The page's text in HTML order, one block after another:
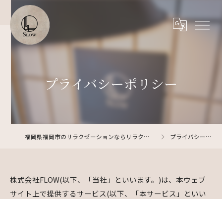
プライバシーポリシー
福岡県福岡市のリラクゼーションならリラクゼーションサロン SLOW プライバシーポリシー
株式会社FLOW(以下、「当社」といいます。)は、本ウェブ
サイト上で提供するサービス(以下、「本サービス」といい